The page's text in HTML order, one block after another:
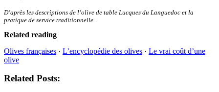
D’après les descriptions de l’olive de table Lucques du Languedoc et la
pratique de service traditionnelle.
Related reading
Olives françaises · L’encyclopédie des olives · Le vrai coût d’une
olive
Related Posts: